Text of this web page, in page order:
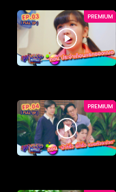
PREMIUM
PREMIUM